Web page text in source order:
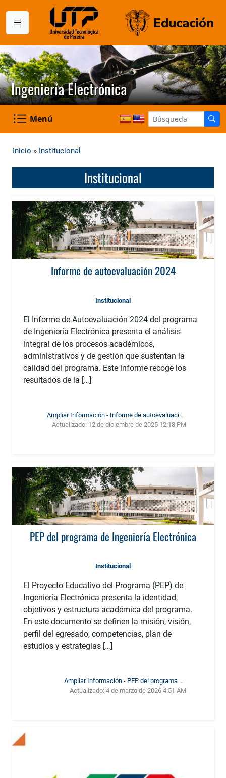
Ingeniería Electrónica
Menú
Inicio » Institucional
Institucional
Informe de autoevaluación 2024
Institucional
El Informe de Autoevaluación 2024 del programa
de Ingeniería Electrónica presenta el análisis
integral de los procesos académicos,
administrativos y de gestión que sustentan la
calidad del programa. Este informe recoge los
resultados de la […]
Ampliar Información - Informe de autoevaluación
2024
Actualizado: 12 de diciembre de 2025 12:18 PM
PEP del programa de Ingeniería Electrónica
Institucional
El Proyecto Educativo del Programa (PEP) de
Ingeniería Electrónica presenta la identidad,
objetivos y estructura académica del programa.
En este documento se definen la misión, visión,
perfil del egresado, competencias, plan de
estudios y estrategias […]
Ampliar Información - PEP del programa de
Ingeniería Electrónica
Actualizado:4 de marzo de 2026 4:51 AM